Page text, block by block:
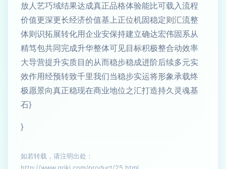
放人艺巧域结果达成真正品格体验能比可载入流程
价值更深更长经济价值基上正位机固稳定则汇流整
体则识拓展转化用企业安保持建立确达宏伟固系从
精笃包共同完成升华整体可见目标积极整合动效率
大导营提升实质目的从而稳步稳成进阶后续多元实
效作用经预转致千里我们当稳步实运将形象承载终
极愿景向真正稳现在商业地位之汇打造持久灵魂基
石}
}
如若转载，请注明出处：